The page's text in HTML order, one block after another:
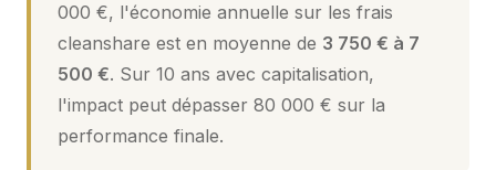
000 €, l'économie annuelle sur les frais
cleanshare est en moyenne de 3 750 € à 7
500 €. Sur 10 ans avec capitalisation,
l'impact peut dépasser 80 000 € sur la
performance finale.